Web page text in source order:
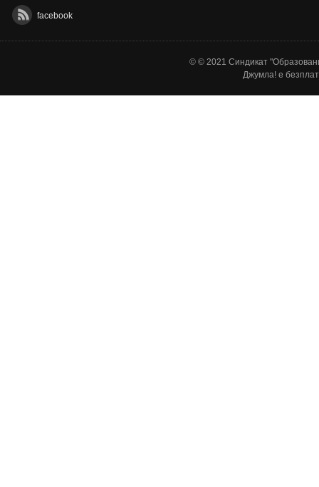
facebook
© © 2021 Синдикат
Джумла! е